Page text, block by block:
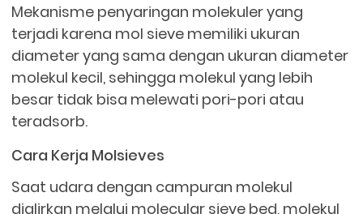
Mekanisme penyaringan molekuler yang
terjadi karena mol sieve memiliki ukuran
diameter yang sama dengan ukuran diameter
molekul kecil, sehingga molekul yang lebih
besar tidak bisa melewati pori-pori atau
teradsorb.
Cara Kerja Molsieves
Saat udara dengan campuran molekul
dialirkan melalui molecular sieve bed, molekul